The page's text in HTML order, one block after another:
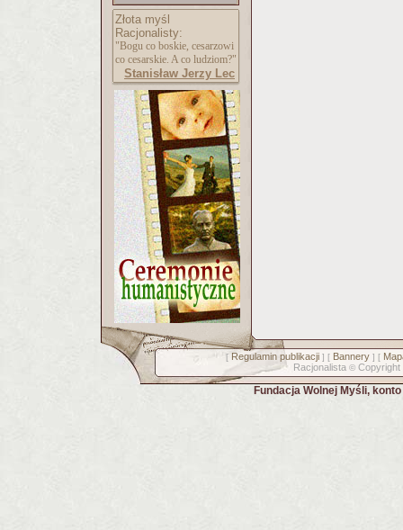
Złota myśl
Racjonalisty:
"Bogu co boskie, cesarzowi
co cesarskie. A co ludziom?"
Stanisław Jerzy Lec
[ Regulamin publikacji] [ Bannery] [
Racjonalista © Copyright
Fundacja Wolnej Myśli,